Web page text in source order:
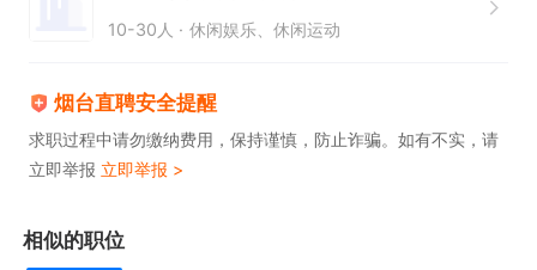
10-30人 休闲娱乐、休闲运动
烟台直聘安全提醒
求职过程中请勿缴纳费用，保持谨慎，防止诈骗。如有不实，请
立即举报 立即举报 >
相似的职位